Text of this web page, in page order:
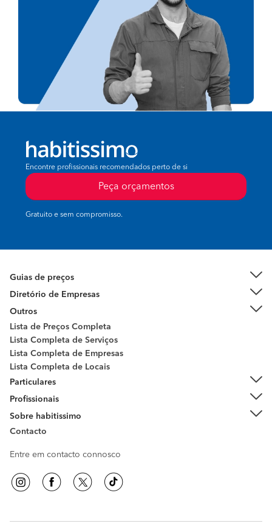
Encontre profissionais recomendados perto de si
Peça orçamentos
Gratuito e sem compromisso.
Guias de preços
Diretório de Empresas
Outros
Lista de Preços Completa
Lista Completa de Serviços
Lista Completa de Empresas
Lista Completa de Locais
Particulares
Profissionais
Sobre habitissimo
Contacto
Entre em contacto connosco